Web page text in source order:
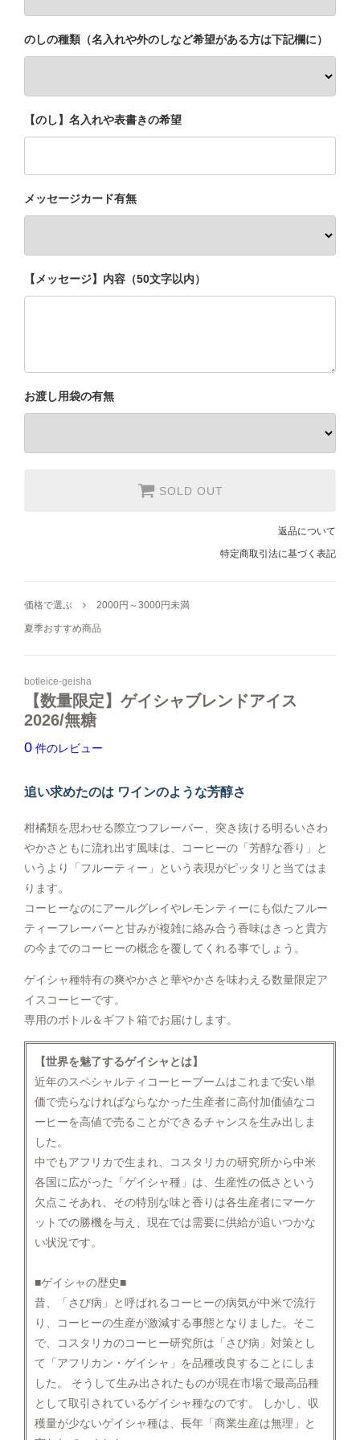
レギュラーコーヒーギフト
スイーツギフト
アイスコーヒーギフト
シュガー・フレッシュ・シロップ
味わいで選ぶ
焙煎度で選ぶ
産地で選ぶ
シーン/気分で選ぶ
飲み方で選ぶ
のしの種類（名入れや外のしなど希望がある方は下記欄に）
【のし】名入れや表書きの希望
メッセージカード有無
【メッセージ】内容（50文字以内）
お渡し用袋の有無
SOLD OUT
返品について
特定商取引法に基づく表記
価格で選ぶ 2000円～3000円未満
夏季おすすめ商品
botleice-geisha
【数量限定】ゲイシャブレンドアイス
2026/無糖
0 件のレビュー
追い求めたのは ワインのような芳醇さ
柑橘類を思わせる際立つフレーバー、突き抜ける明るいさわ
やかさともに流れ出す風味は、コーヒーの「芳醇な香り」と
いうより「フルーティー」という表現がピッタリと当てはま
ります。
コーヒーなのにアールグレイやレモンティーにも似たフルー
ティーフレーバーと甘みが複雑に絡み合う香味はきっと貴方
の今までのコーヒーの概念を覆してくれる事でしょう。
ゲイシャ種特有の爽やかさと華やかさを味わえる数量限定ア
イスコーヒーです。
専用のボトル＆ギフト箱でお届けします。
【世界を魅了するゲイシャとは】
近年のスペシャルティコーヒーブームはこれまで安い単
価で売らなければならなかった生産者に高付加価値なコ
ーヒーを高値で売ることができるチャンスを生み出しま
した。
中でもアフリカで生まれ、コスタリカの研究所から中米
各国に広がった「ゲイシャ種」は、生産性の低さという
欠点こそあれ、その特別な味と香りは各生産者にマーケ
ットでの勝機を与え、現在では需要に供給が追いつかな
い状況です。
■ゲイシャの歴史■
昔、「さび病」と呼ばれるコーヒーの病気が中米で流行
り、コーヒーの生産が激減する事態となりました。そこ
で、コスタリカのコーヒー研究所は「さび病」対策とし
て「アフリカン・ゲイシャ」を品種改良することにしま
した。 そうして生み出されたものが現在市場で最高品種
として取引されているゲイシャ種なのです。 しかし、収
穫量が少ないゲイシャ種は、長年「商業生産は無理」と